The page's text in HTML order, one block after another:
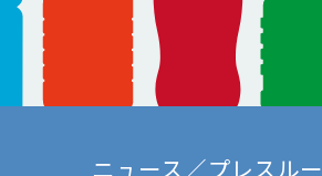
ニュース／プレスルー